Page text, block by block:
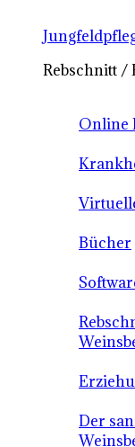
Rebschnitt /
Online
Bücher
Der